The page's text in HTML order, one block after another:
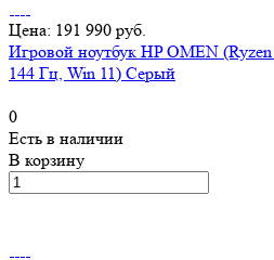
Цена: 191 990 руб.
Игровой ноутбук HP OMEN
144 Гц, Win 11) Серый
0
Есть в наличии
В корзину